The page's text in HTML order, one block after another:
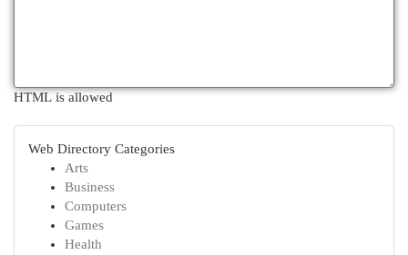
HTML is allowed
Web Directory Categories
Arts
Business
Computers
Games
Health